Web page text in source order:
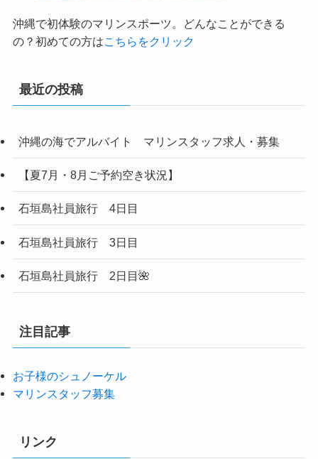
沖縄で初体験のマリンスポーツ。どんなことができる
の？初めての方はこちらをクリック
最近の投稿
沖縄の海でアルバイト マリンスタッフ求人・募集
【夏7月・8月ご予約空き状況】
石垣島社員旅行 4日目
石垣島社員旅行 3日目
石垣島社員旅行 2日目🌺
注目記事
お子様のシュノーケル
マリンスタッフ募集
リンク